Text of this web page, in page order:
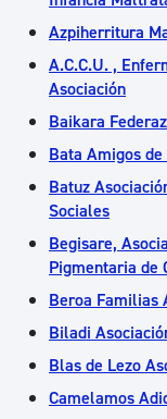
Azpiherritura
A.C.C.U. ,
Asociación
Baikara
Bata Amigos
Batuz
Sociales
Begisare,
Pigmentaria de
Beroa Familias
Biladi
Blas de Lezo
Camelamos